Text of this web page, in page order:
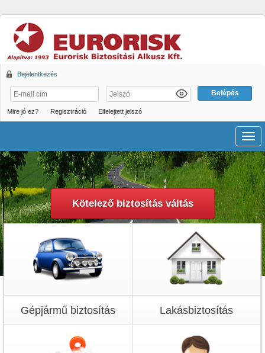
Bejelentkezés
Mire jó ez? Regisztráció Elfelejtett jelszó
Kötelező biztosítás váltás
Gépjármű biztosítás Lakásbiztosítás